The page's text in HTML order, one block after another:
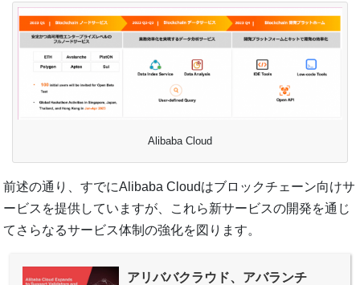
Alibaba Cloud
前述の通り、すでにAlibaba Cloudはブロックチェーン向けサ
ービスを提供していますが、これら新サービスの開発を通じ
てさらなるサービス体制の強化を図ります。
アリババクラウド、アバランチ